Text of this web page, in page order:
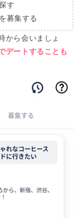
す
募集する
から会いましょ
デート することも